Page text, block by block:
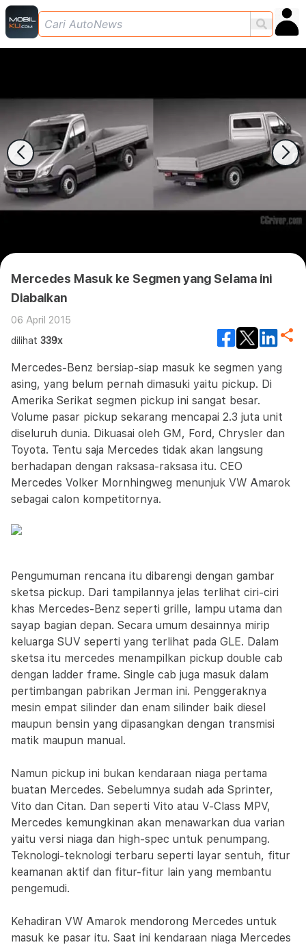
Mercedes Masuk ke Segmen yang Selama ini
Diabaikan
06 April 2015
dilihat 339x
Mercedes-Benz bersiap-siap masuk ke segmen yang
asing, yang belum pernah dimasuki yaitu pickup. Di
Amerika Serikat segmen pickup ini sangat besar.
Volume pasar pickup sekarang mencapai 2.3 juta unit
diseluruh dunia. Dikuasai oleh GM, Ford, Chrysler dan
Toyota. Tentu saja Mercedes tidak akan langsung
berhadapan dengan raksasa-raksasa itu. CEO
Mercedes Volker Mornhingweg menunjuk VW Amarok
sebagai calon kompetitornya.
Pengumuman rencana itu dibarengi dengan gambar
sketsa pickup. Dari tampilannya jelas terlihat ciri-ciri
khas Mercedes-Benz seperti grille, lampu utama dan
sayap bagian depan. Secara umum desainnya mirip
keluarga SUV seperti yang terlihat pada GLE. Dalam
sketsa itu mercedes menampilkan pickup double cab
dengan ladder frame. Single cab juga masuk dalam
pertimbangan pabrikan Jerman ini. Penggeraknya
mesin empat silinder dan enam silinder baik diesel
maupun bensin yang dipasangkan dengan transmisi
matik maupun manual.
Namun pickup ini bukan kendaraan niaga pertama
buatan Mercedes. Sebelumnya sudah ada Sprinter,
Vito dan Citan. Dan seperti Vito atau V-Class MPV,
Mercedes kemungkinan akan menawarkan dua varian
yaitu versi niaga dan high-spec untuk penumpang.
Teknologi-teknologi terbaru seperti layar sentuh, fitur
keamanan aktif dan fitur-fitur lain yang membantu
pengemudi.
Kehadiran VW Amarok mendorong Mercedes untuk
masuk ke pasar itu. Saat ini kendaraan niaga Mercedes